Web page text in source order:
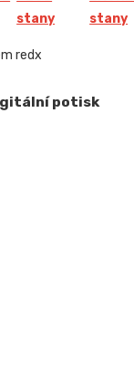
stany
stany
potisk